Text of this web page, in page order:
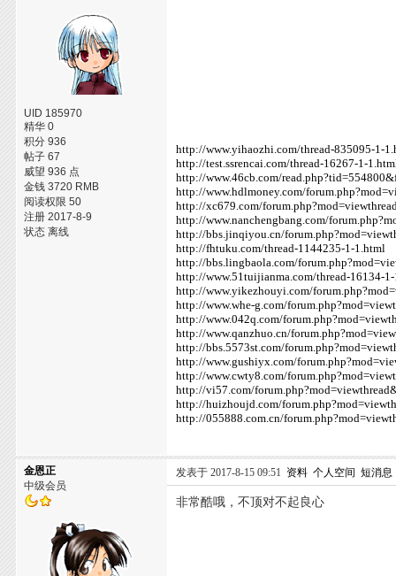
UID 185970
精华 0
积分 936
帖子 67
威望 936 点
金钱 3720 RMB
阅读权限 50
注册 2017-8-9
状态 离线
http://www.yihaozhi.com/thread-835095-1-
http://test.ssrencai.com/thread-16267-1-
http://www.46cb.com/
http://www.hdlmoney.com/
http://xc679.com/
http://www.nanchengbang.com/
http://bbs.jinqiyou.cn/
http://fhtuku.com/thread-1144235-1-1.html
http://bbs.lingbaola.com/
http://www.51tuijianma.com/thread-16134-
http://www.yikezhouyi.com/
http://www.whe-g.com/
http://www.042q.com/
http://www.qanzhuo.cn/
http://bbs.5573st.com/
http://www.gushiyx.com/
http://www.cwty8.com/
http://vi57.com/
http://huizhoujd.com/
http://055888.com.cn/
金恩正
中级会员
发表于 2017-8-15 09:51 资料 个人空间 短消息
非常酷哦，不顶对不起良心